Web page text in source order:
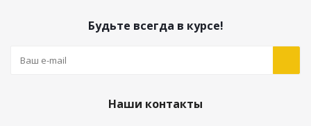
Будьте всегда в курсе!
Наши контакты